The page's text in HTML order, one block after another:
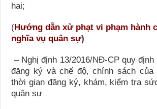
hai;
(Hướng dẫn xử phạt vi phạm hành
nghĩa vụ quân sự)
– Nghị định 13/2016/NĐ-CP quy
đăng ký và chế độ, chính sách của
thời gian đăng ký, khám, kiểm tra
quân sự